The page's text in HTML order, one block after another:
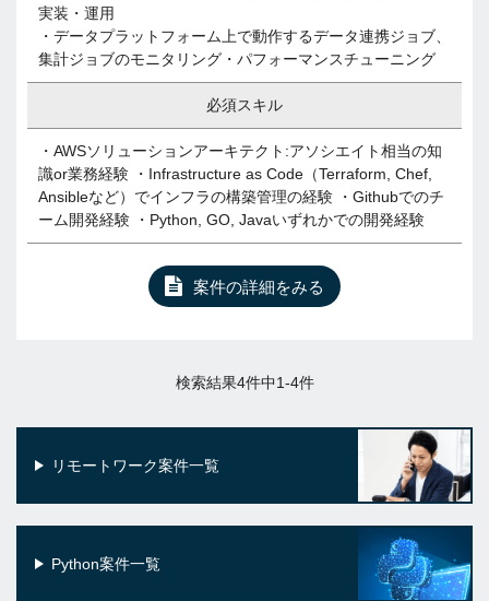
実装・運用
・データプラットフォーム上で動作するデータ連携ジョブ、
集計ジョブのモニタリング・パフォーマンスチューニング
必須スキル
・AWSソリューションアーキテクト:アソシエイト相当の知
識or業務経験 ・Infrastructure as Code（Terraform, Chef,
Ansibleなど）でインフラの構築管理の経験 ・Githubでのチ
ーム開発経験 ・Python, GO, Javaいずれかでの開発経験
案件の詳細をみる
検索結果4件中1-4件
リモートワーク案件一覧
Python案件一覧